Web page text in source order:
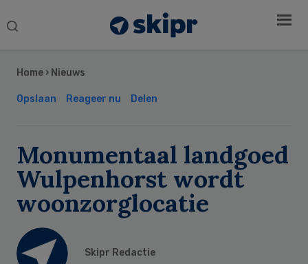
Search
Home › Nieuws
Opslaan Reageer nu Delen
Monumentaal landgoed
Wulpenhorst wordt
woonzorglocatie
Skipr Redactie
Sidebar